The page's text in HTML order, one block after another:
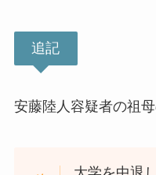
追記
安藤陸人容疑者の祖母